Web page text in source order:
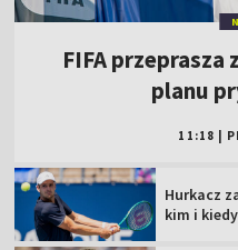
FIFA przeprasza
planu
11:18
Hurkacz
kim i